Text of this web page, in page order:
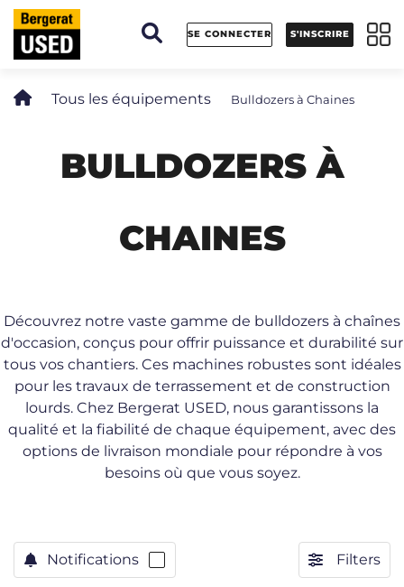
SE CONNECTER S'INSCRIRE
Tous les équipements Bulldozers à Chaines
BULLDOZERS À
CHAINES
Découvrez notre vaste gamme de bulldozers à chaînes
d'occasion, conçus pour offrir puissance et durabilité sur
tous vos chantiers. Ces machines robustes sont idéales
pour les travaux de terrassement et de construction
lourds. Chez Bergerat USED, nous garantissons la
qualité et la fiabilité de chaque équipement, avec des
options de livraison mondiale pour répondre à vos
besoins où que vous soyez.
Notifications Filters
Panneau de gestion des cookies